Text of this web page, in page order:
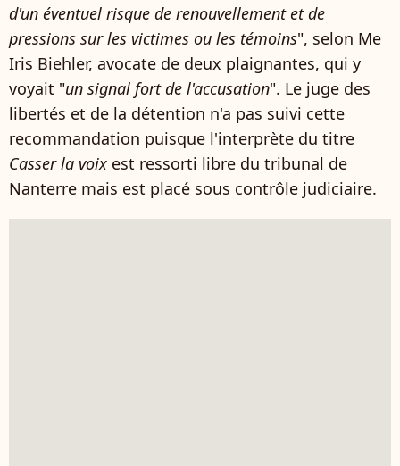
d'un éventuel risque de renouvellement et de
pressions sur les victimes ou les témoins", selon Me
Iris Biehler, avocate de deux plaignantes, qui y
voyait "un signal fort de l'accusation". Le juge des
libertés et de la détention n'a pas suivi cette
recommandation puisque l'interprète du titre
Casser la voix est ressorti libre du tribunal de
Nanterre mais est placé sous contrôle judiciaire.